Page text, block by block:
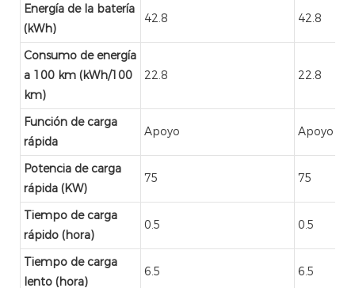
Energía de la batería
(kWh)
42.8 42.8
Consumo de energía
a 100 km (kWh/100
km)
22.8 22.8
Función de carga
rápida
Apoyo Apoyo
Potencia de carga
rápida (KW)
75 75
Tiempo de carga
rápido (hora)
0.5 0.5
Tiempo de carga
lento (hora)
6.5 6.5